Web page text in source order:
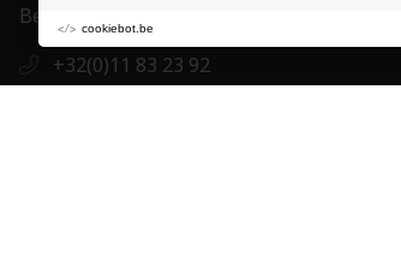
België
+32(0)11 83 23 92
cookiebot.be